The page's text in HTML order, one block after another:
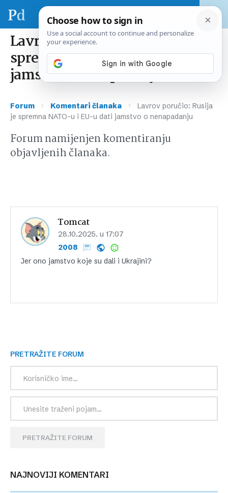
Lavrov poručio: Rusija je
spremna NATO-u i EU-u dati
jamstvo o nenapadanju
Forum › Komentari članaka ›
Lavrov poručio: Rusija
je spremna NATO-u i EU-u dati jamstvo o nenapadanju
Forum namijenjen komentiranju
objavljenih članaka.
Tomcat
28.10.2025. u 17:07
2008
Jer ono jamstvo koje su dali i Ukrajini?
PRETRAŽITE FORUM
PRETRAŽITE FORUM
NAJNOVIJI KOMENTARI